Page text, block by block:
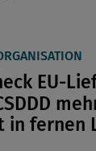
EU-
in fernen